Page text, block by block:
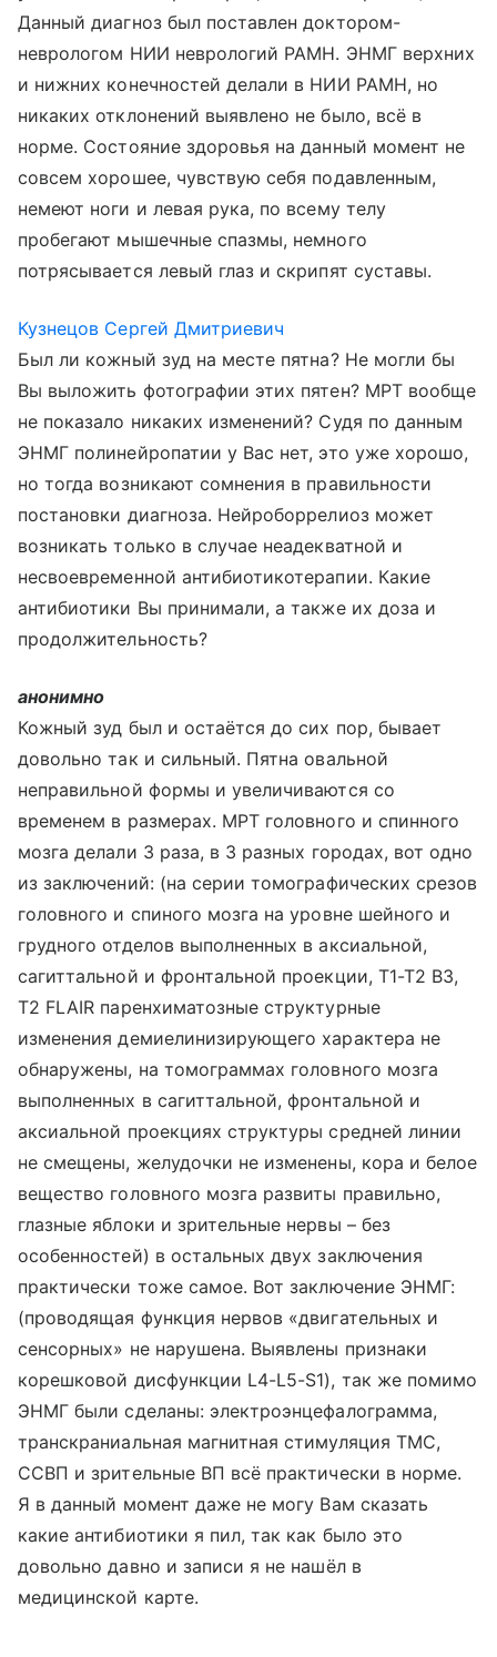
Данный диагноз был поставлен доктором-
неврологом НИИ неврологий РАМН. ЭНМГ верхних
и нижних конечностей делали в НИИ РАМН, но
никаких отклонений выявлено не было, всё в
норме. Состояние здоровья на данный момент не
совсем хорошее, чувствую себя подавленным,
немеют ноги и левая рука, по всему телу
пробегают мышечные спазмы, немного
потрясывается левый глаз и скрипят суставы.
Кузнецов Сергей Дмитриевич
Был ли кожный зуд на месте пятна? Не могли бы
Вы выложить фотографии этих пятен? МРТ вообще
не показало никаких изменений? Судя по данным
ЭНМГ полинейропатии у Вас нет, это уже хорошо,
но тогда возникают сомнения в правильности
постановки диагноза. Нейроборрелиоз может
возникать только в случае неадекватной и
несвоевременной антибиотикотерапии. Какие
антибиотики Вы принимали, а также их доза и
продолжительность?
анонимно
Кожный зуд был и остаётся до сих пор, бывает
довольно так и сильный. Пятна овальной
неправильной формы и увеличиваются со
временем в размерах. МРТ головного и спинного
мозга делали 3 раза, в 3 разных городах, вот одно
из заключений: (на серии томографических срезов
головного и спиного мозга на уровне шейного и
грудного отделов выполненных в аксиальной,
сагиттальной и фронтальной проекции, Т1-Т2 В3,
Т2 FLAIR паренхиматозные структурные
изменения демиелинизирующего характера не
обнаружены, на томограммах головного мозга
выполненных в сагиттальной, фронтальной и
аксиальной проекциях структуры средней линии
не смещены, желудочки не изменены, кора и белое
вещество головного мозга развиты правильно,
глазные яблоки и зрительные нервы – без
особенностей) в остальных двух заключения
практически тоже самое. Вот заключение ЭНМГ:
(проводящая функция нервов «двигательных и
сенсорных» не нарушена. Выявлены признаки
корешковой дисфункции L4-L5-S1), так же помимо
ЭНМГ были сделаны: электроэнцефалограмма,
транскраниальная магнитная стимуляция ТМС,
ССВП и зрительные ВП всё практически в норме.
Я в данный момент даже не могу Вам сказать
какие антибиотики я пил, так как было это
довольно давно и записи я не нашёл в
медицинской карте.